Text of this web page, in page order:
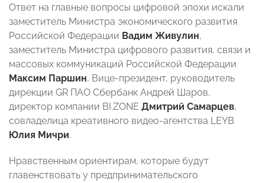
Ответ на главные вопросы цифровой эпохи искали
заместитель Министра экономического развития
Российской Федерации Вадим Живулин,
заместитель Министра цифрового развития, связи и
массовых коммуникаций Российской Федерации
Максим Паршин, Вице-президент, руководитель
дирекции GR ПАО Сбербанк Андрей Шаров,
директор компании BI.ZONE Дмитрий Самарцев,
совладелица креативного видео-агентства LEYB
Юлия Мичри.
Нравственным ориентирам, которые будут
главенствовать у предпринимательского